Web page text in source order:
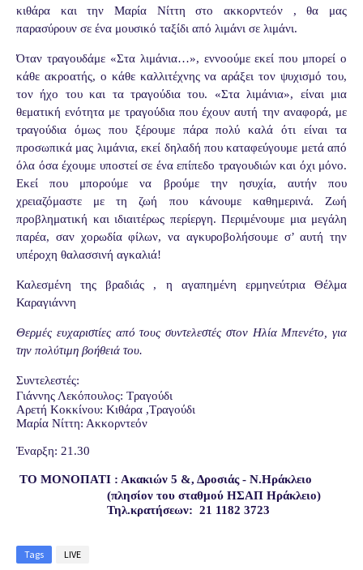
κιθάρα και την Μαρία Νίττη στο ακκορντεόν , θα μας
παρασύρουν σε ένα μουσικό ταξίδι από λιμάνι σε λιμάνι.
Όταν τραγουδάμε «Στα λιμάνια…», εννοούμε εκεί που μπορεί ο
κάθε ακροατής, ο κάθε καλλιτέχνης να αράξει τον ψυχισμό του,
τον ήχο του και τα τραγούδια του. «Στα λιμάνια», είναι μια
θεματική ενότητα με τραγούδια που έχουν αυτή την αναφορά, με
τραγούδια όμως που ξέρουμε πάρα πολύ καλά ότι είναι τα
προσωπικά μας λιμάνια, εκεί δηλαδή που καταφεύγουμε μετά από
όλα όσα έχουμε υποστεί σε ένα επίπεδο τραγουδιών και όχι μόνο.
Εκεί που μπορούμε να βρούμε την ησυχία, αυτήν που
χρειαζόμαστε με τη ζωή που κάνουμε καθημερινά. Ζωή
προβληματική και ιδιαιτέρως περίεργη. Περιμένουμε μια μεγάλη
παρέα, σαν χορωδία φίλων, να αγκυροβολήσουμε σ’ αυτή την
υπέροχη θαλασσινή αγκαλιά!
Καλεσμένη της βραδιάς , η αγαπημένη ερμηνεύτρια Θέλμα
Καραγιάννη
Θερμές ευχαριστίες από τους συντελεστές στον Ηλία Μπενέτο, για
την πολύτιμη βοήθειά του.
Συντελεστές:
Γιάννης Λεκόπουλος: Τραγούδι
Αρετή Κοκκίνου: Κιθάρα ,Τραγούδι
Μαρία Νίττη: Ακκορντεόν
Έναρξη: 21.30
ΤΟ ΜΟΝΟΠΑΤΙ : Ακακιών 5 &, Δροσιάς - Ν.Ηράκλειο
(πλησίον του σταθμού ΗΣΑΠ Ηράκλειο)
Τηλ.κρατήσεων: 21 1182 3723
Tags LIVE